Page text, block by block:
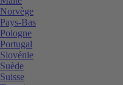
Norvège
Pays-Bas
Pologne
Portugal
Slovénie
Suède
Suisse